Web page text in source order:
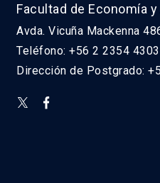
Facultad de Economía
Avda. Vicuña Mackenna
Teléfono: +56 2 2354 4303
Dirección de Postgrado: